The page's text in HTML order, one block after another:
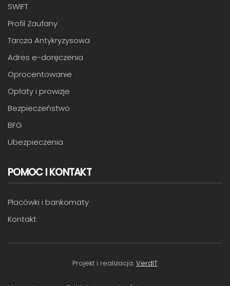
SWIFT
Profil Zaufany
Tarcza Antykryzysowa
Adres e-doręczenia
Oprocentowanie
Opłaty i prowizje
Bezpieczeństwo
BFG
Ubezpieczenia
POMOC I KONTAKT
Placówki i bankomaty
Kontakt
Projekt i realizacja: VerdIT